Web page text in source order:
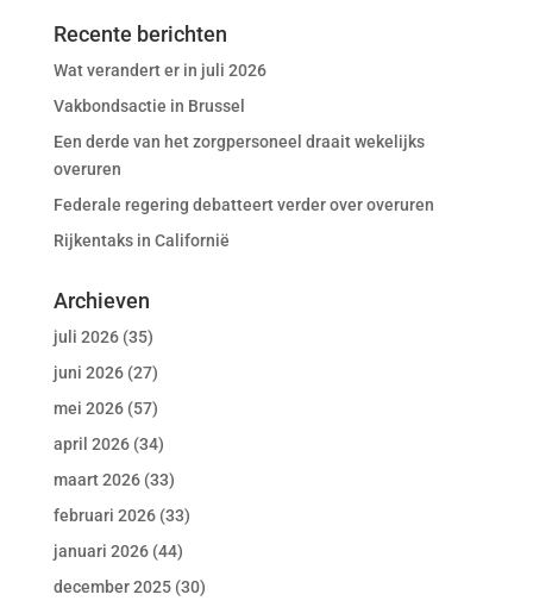
Recente berichten
Wat verandert er in juli 2026
Vakbondsactie in Brussel
Een derde van het zorgpersoneel draait wekelijks
overuren
Federale regering debatteert verder over overuren
Rijkentaks in Californië
Archieven
juli 2026(35)
juni 2026(27)
mei 2026(57)
april 2026(34)
maart 2026(33)
februari 2026(33)
januari 2026(44)
december 2025(30)